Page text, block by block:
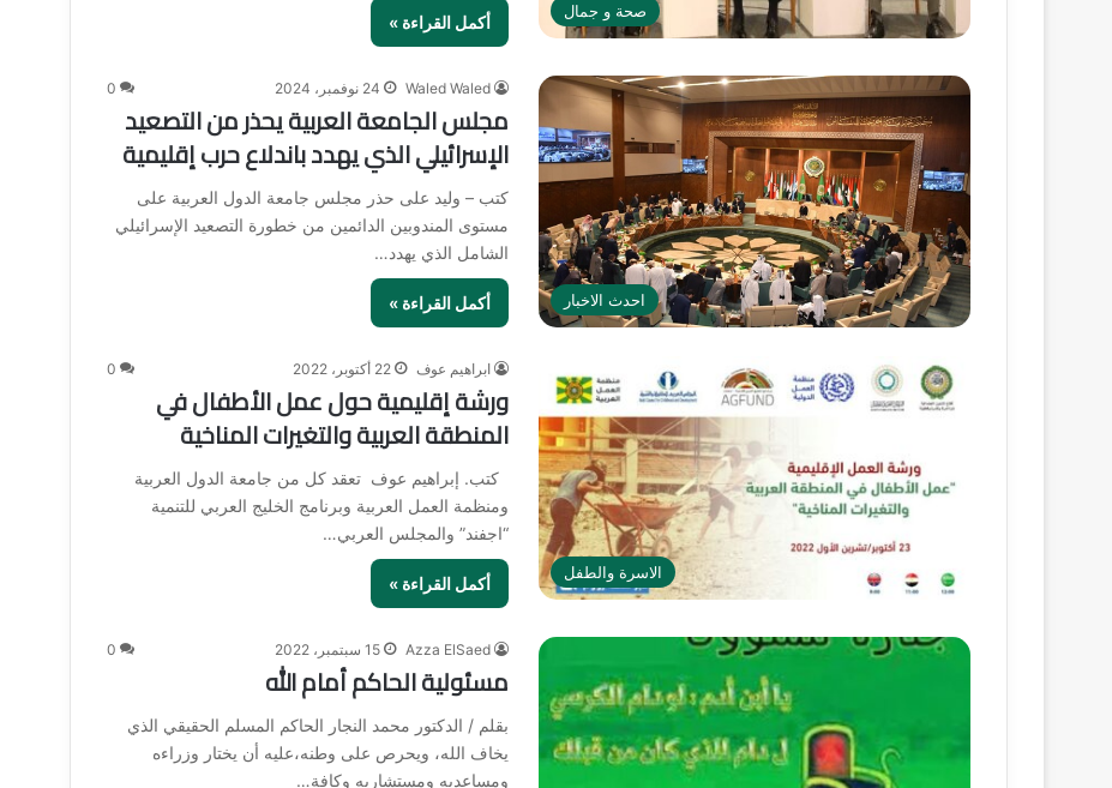
صحة و جمال
أكمل القراءة »
احدث الاخبار
Waled Waled 24 نوفمبر، 2024 0
مجلس الجامعة العربية يحذر من التصعيد
الإسرائيلي الذي يهدد باندلاع حرب إقليمية
كتب – وليد على حذر مجلس جامعة الدول العربية على
مستوى المندوبين الدائمين من خطورة التصعيد الإسرائيلي
الشامل الذي يهدد…
أكمل القراءة »
الاسرة والطفل
ابراهيم عوف 22 أكتوبر، 2022 0
ورشة إقليمية حول عمل الأطفال في
المنطقة العربية والتغيرات المناخية
كتب. إبراهيم عوف تعقد كل من جامعة الدول العربية
ومنظمة العمل العربية وبرنامج الخليج العربي للتنمية
“اجفند” والمجلس العربي…
أكمل القراءة »
Azza ElSaed 15 سبتمبر، 2022 0
مسئولية الحاكم أمام الله
بقلم / الدكتور محمد النجار الحاكم المسلم الحقيقي الذي
يخاف الله، ويحرص على وطنه،عليه أن يختار وزراءه
ومساعديه ومستشاريه وكافة…